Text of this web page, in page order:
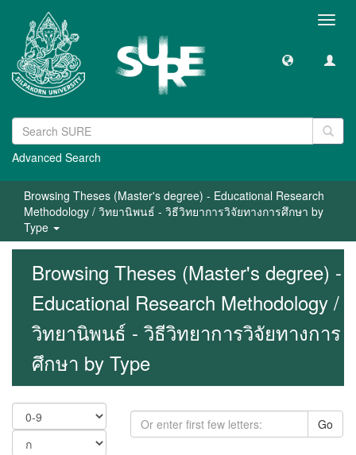
Advanced Search
Browsing Theses (Master's degree) - Educational Research
Methodology / วิทยานิพนธ์ - วิธีวิทยาการวิจัยทางการศึกษา by
Type
Browsing Theses (Master's degree) -
Educational Research Methodology /
วิทยานิพนธ์ - วิธีวิทยาการวิจัยทางการ
ศึกษา by Type
Go